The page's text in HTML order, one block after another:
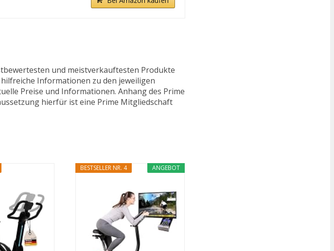
und meistverkauftesten Produkte
Informationen zu den jeweiligen
Preise und Informationen. Anhang des Prime
hierfür ist eine Prime Mitgliedschaft
ANGEBOT
BESTSELLER NR. 4